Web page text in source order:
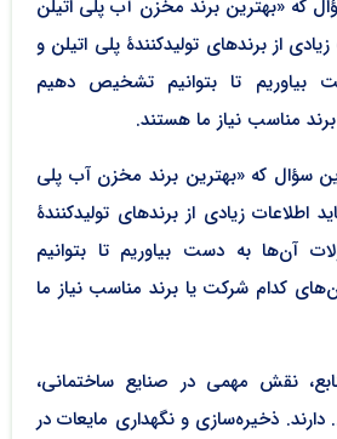
که «بهترین برند مخزن آب پلی اتیلن
از برندهای تولیدکنندۀ پلی اتیلن و
تا بتوانیم تشخیص دهیم
مناسب نیاز ما هستند.
سؤال که «بهترین برند مخزن آب پلی
اطلاعات زیادی از برندهای تولیدکنندۀ
آن‌ها به دست بیاوریم تا بتوانیم
کدام شرکت یا برند مناسب نیاز ما
نقش مهمی در صنایع ساختمانی،
دارند. ذخیره‌سازی و نگهداری مایعات در